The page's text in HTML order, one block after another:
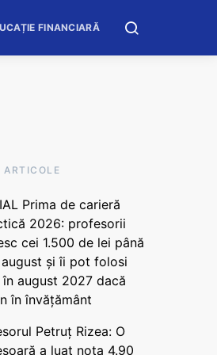
FINANCIARĂ
Prima de carieră
2026: profesorii
cei 1.500 de lei până
august și îi pot folosi
în august 2027 dacă
în învățământ
Petruț Rizea: O
a luat nota 4.90